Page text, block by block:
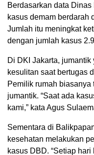
Berdasarkan data
kasus demam berdarah
Jumlah itu meningkat
dengan jumlah kasus
Di DKI Jakarta,
kesulitan saat bertugas
Pemilik rumah biasanya
jumantik. “Saat ada
kami,” kata Agus
Sementara di
kesehatan melakukan
kasus DBD. “Setiap